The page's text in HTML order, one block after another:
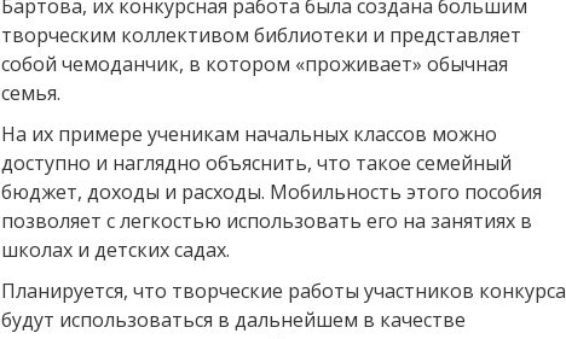
Бартова, их конкурсная работа была создана большим
творческим коллективом библиотеки и представляет
собой чемоданчик, в котором «проживает» обычная
семья.
На их примере ученикам начальных классов можно
доступно и наглядно объяснить, что такое семейный
бюджет, доходы и расходы. Мобильность этого пособия
позволяет с легкостью использовать его на занятиях в
школах и детских садах.
Планируется, что творческие работы участников конкурса
будут использоваться в дальнейшем в качестве